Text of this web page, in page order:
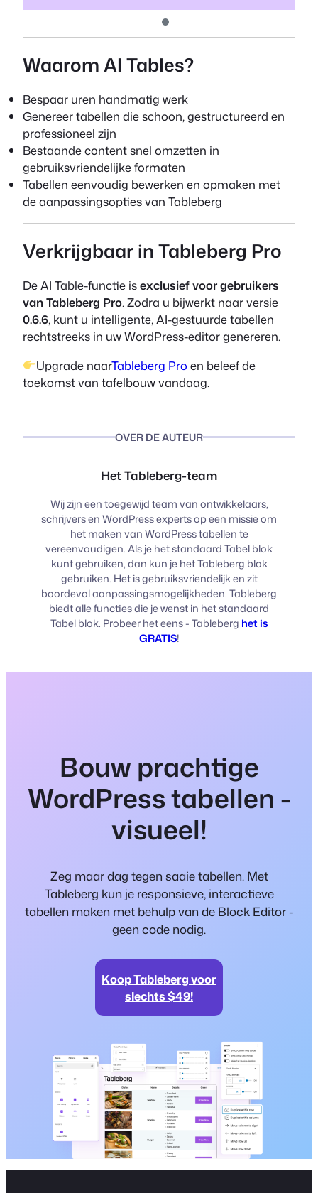
Waarom AI Tables?
Bespaar uren handmatig werk
Genereer tabellen die schoon, gestructureerd en
professioneel zijn
Bestaande content snel omzetten in
gebruiksvriendelijke formaten
Tabellen eenvoudig bewerken en opmaken met
de aanpassingsopties van Tableberg
Verkrijgbaar in Tableberg Pro
De AI Table-functie isexclusief voor gebruikers
van Tableberg Pro. Zodra u bijwerkt naar versie
0.6.6, kunt u intelligente, AI-gestuurde tabellen
rechtstreeks in uw WordPress-editor genereren.
Upgrade naarTableberg Pro en beleef de
toekomst van tafelbouw vandaag.
OVER DE AUTEUR
Het Tableberg-team
Wij zijn een toegewijd team van ontwikkelaars,
schrijvers en WordPress experts op een missie om
het maken van WordPress tabellen te
vereenvoudigen. Als je het standaard Tabel blok
kunt gebruiken, dan kun je het Tableberg blok
gebruiken. Het is gebruiksvriendelijk en zit
boordevol aanpassingsmogelijkheden. Tableberg
biedt alle functies die je wenst in het standaard
Tabel blok. Probeer het eens - Tableberg het is
GRATIS!
Bouw prachtige
WordPress tabellen -
visueel!
Zeg maar dag tegen saaie tabellen. Met
Tableberg kun je responsieve, interactieve
tabellen maken met behulp van de Block Editor -
geen code nodig.
Koop Tableberg voor
slechts $49!